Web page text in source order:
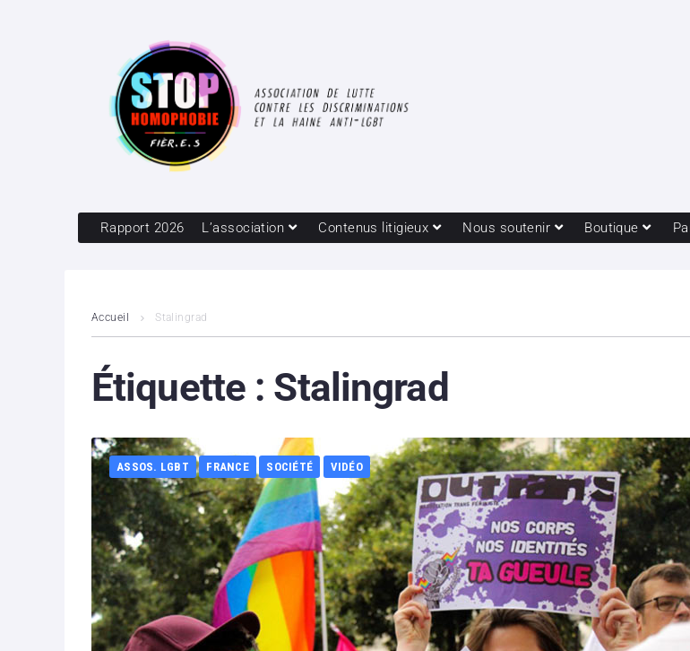
Rapport 2026 L’association Contenus litigieux Nous soutenir Boutique
Accueil Stalingrad
Étiquette : Stalingrad
ASSOS. LGBT FRANCE SOCIÉTÉ VIDÉO